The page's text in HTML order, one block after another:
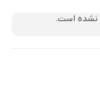
نشده است.